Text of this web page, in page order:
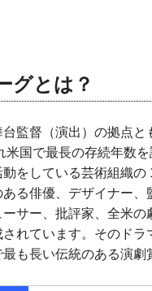
グとは？
監督（演出）の拠点と
米国で最長の存続年数
をしている芸術組織の
る俳優、デザイナー、
サー、批評家、全米の
れています。そのドラ
も長い伝統のある演劇